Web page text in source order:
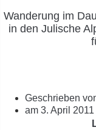
Wanderung im
in den Julische
Geschrieben
am 3. April 2011